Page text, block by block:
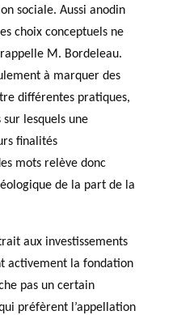
sociale. Aussi anodin
choix conceptuels ne
M. Bordeleau.
à marquer des
différentes pratiques,
sur lesquels une
finalités
mots relève donc
de la part de la
aux investissements
activement la fondation
pas un certain
préfèrent l’appellation